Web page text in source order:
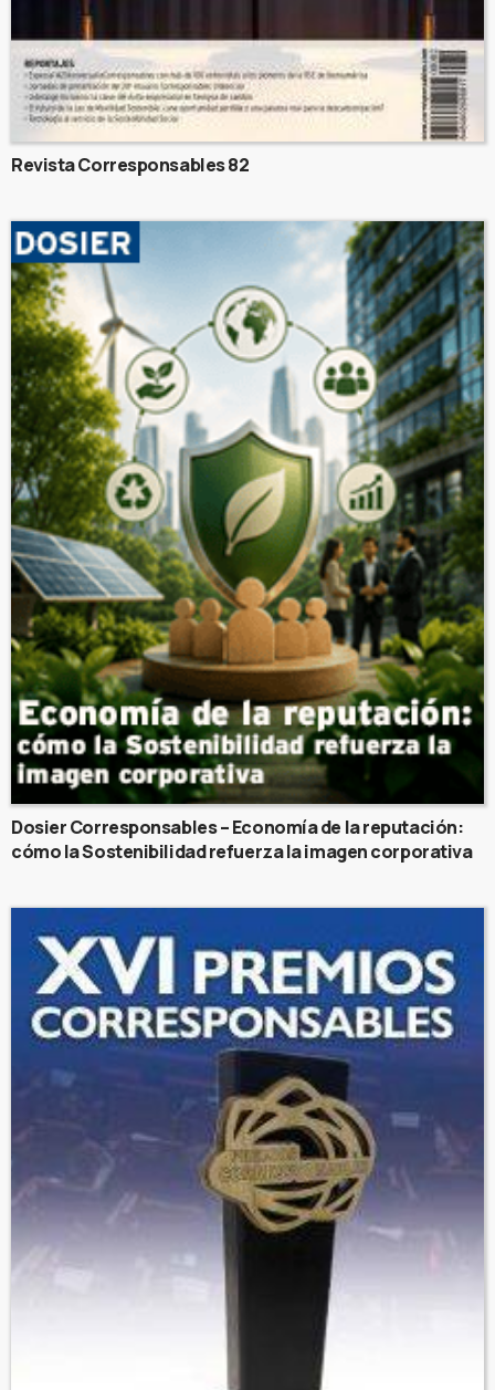
Revista Corresponsables 82
Dosier Corresponsables – Economía de la reputación:
cómo la Sostenibilidad refuerza la imagen corporativa